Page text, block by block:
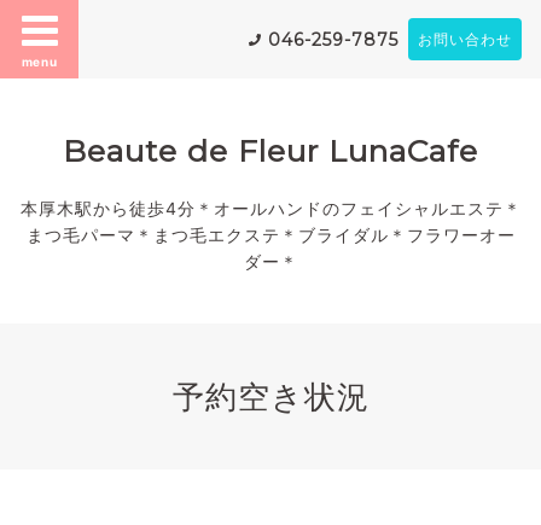
menu
046-259-7875 お問い合わせ
Beaute de Fleur LunaCafe
本厚木駅から徒歩4分＊オールハンドのフェイシャルエステ＊
まつ毛パーマ＊まつ毛エクステ＊ブライダル＊フラワーオー
ダー＊
予約空き状況